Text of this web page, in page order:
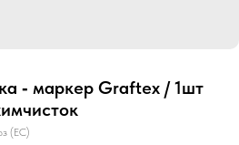
‑ маркер Graftex / 1шт
(ЕС)